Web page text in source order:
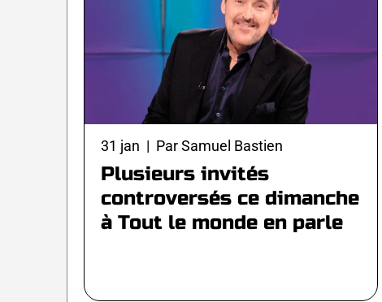
31 jan | Par Samuel Bastien
Plusieurs invités
controversés ce dimanche
à Tout le monde en parle